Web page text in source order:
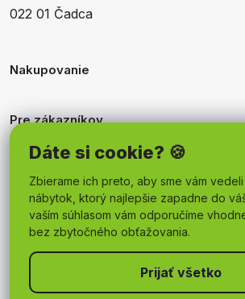
Dáte si cookie? 🍪
Zbierame ich preto, aby sme vám
nábytok, ktorý najlepšie zapadne do
vaším súhlasom vám odporučíme
bez zbytočného obťažovania.
022 01 Čadca
Nakupovanie
Pre zákazníkov